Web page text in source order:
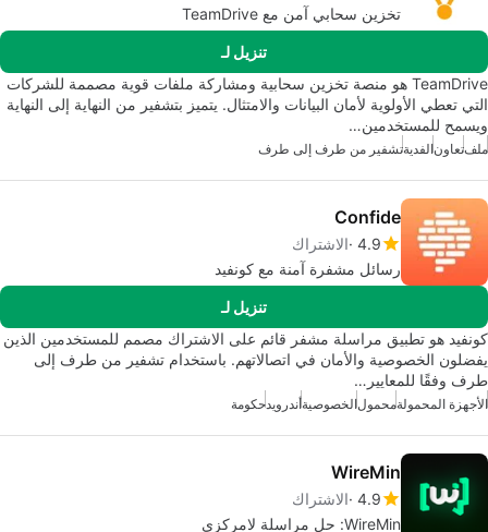
تخزين سحابي آمن مع TeamDrive
تنزيل لـ
TeamDrive هو منصة تخزين سحابية ومشاركة ملفات قوية مصممة للشركات
التي تعطي الأولوية لأمان البيانات والامتثال. يتميز بتشفير من النهاية إلى النهاية
ويسمح للمستخدمين…
ملفتعاونالفديةتشفير من طرف إلى طرف
Confide
4.9 الاشتراك
رسائل مشفرة آمنة مع كونفيد
تنزيل لـ
كونفيد هو تطبيق مراسلة مشفر قائم على الاشتراك مصمم للمستخدمين الذين
يفضلون الخصوصية والأمان في اتصالاتهم. باستخدام تشفير من طرف إلى
طرف وفقًا للمعايير…
الأجهزة المحمولةمحمولالخصوصيةأندرويدحكومة
WireMin
4.9 الاشتراك
WireMin: حل مراسلة لامركزي